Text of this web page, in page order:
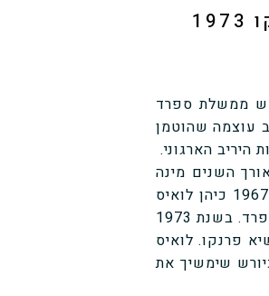
ראש ממשלת ספרד
עוצמה שהוטמן
היריב הארגוני.
השנים מינה
אותו לתפקידים בכירים ואף העניק לו בשנת 1966 תואר אדמירל. בשנים 1967-1973 כיהן לואיס
קאררו בתפקיד סגן הנשיא וסומן כמחליפו הטבעי של פרנסיסקו פרנקו כנשיא ספרד. בשנת 1973
פרנקו. לואיס
שימשיך את